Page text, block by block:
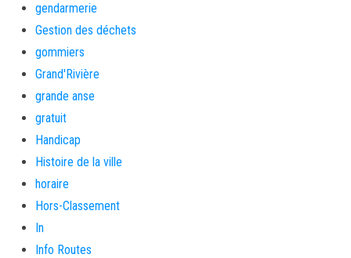
gendarmerie
Gestion des déchets
gommiers
Grand'Rivière
grande anse
gratuit
Handicap
Histoire de la ville
horaire
Hors-Classement
In
Info Routes